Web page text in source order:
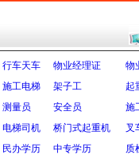
行车天车 物业经理证
物
施工电梯 架子工
起
测量员 安全员
施
电梯司机 桥门式起重机
叉
民办学历 中专学历 质